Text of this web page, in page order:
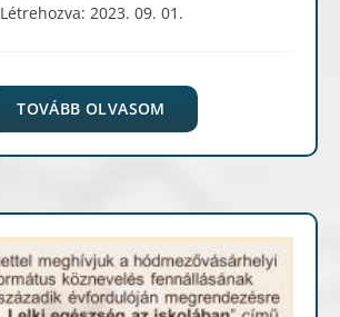
Létrehozva: 2023. 09. 01.
TOVÁBB OLVASOM